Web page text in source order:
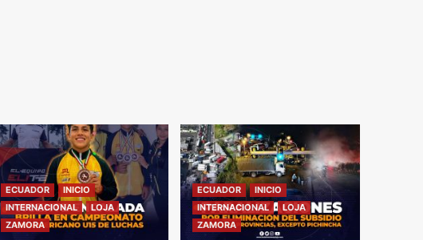
ECUADOR
INICIO
INTERNACIONAL
LOJA
ZAMORA
ECUADOR
INICIO
INTERNACIONAL
LOJA
ZAMORA